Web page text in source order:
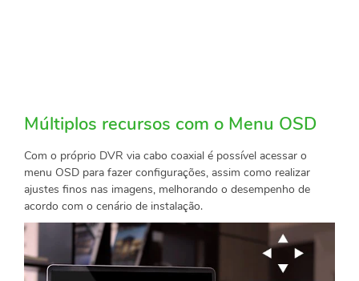
Múltiplos recursos com o Menu OSD
Com o próprio DVR via cabo coaxial é possível acessar o
menu OSD para fazer configurações, assim como realizar
ajustes finos nas imagens, melhorando o desempenho de
acordo com o cenário de instalação.